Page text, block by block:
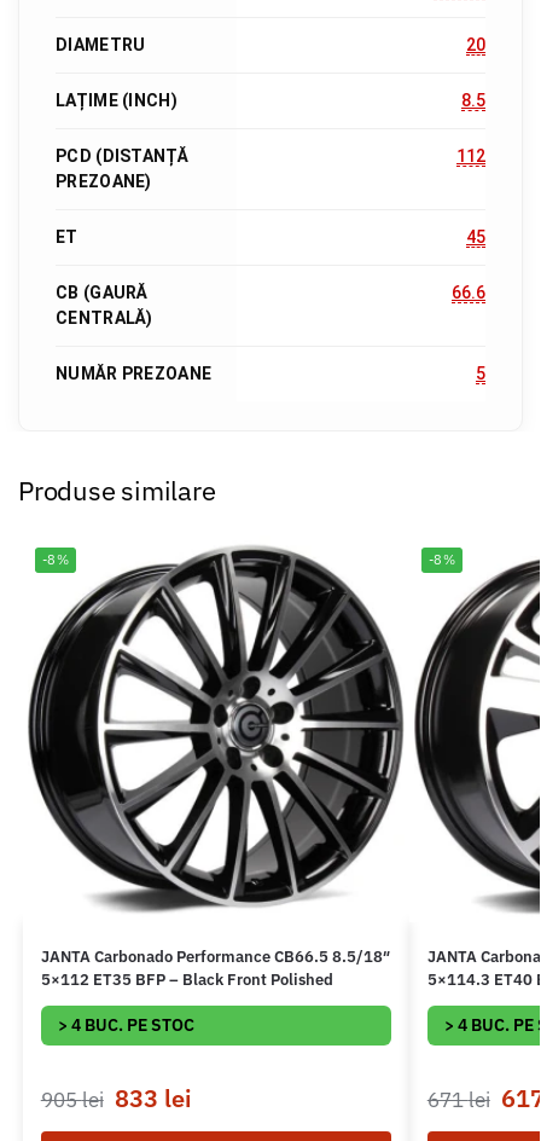
DIAMETRU 20
LAȚIME (INCH) 8.5
PCD (DISTANȚĂ
PREZOANE)
112
ET 45
CB (GAURĂ
CENTRALĂ)
66.6
NUMĂR PREZOANE 5
Produse similare
-8%
JANTA Carbonado Performance CB66.5 8.5/18″
5×112 ET35 BFP – Black Front Polished
> 4 BUC. PE STOC
905lei 833 lei
-8%
JANTA
5×114.3 ET40
> 4 BUC. PE
671lei